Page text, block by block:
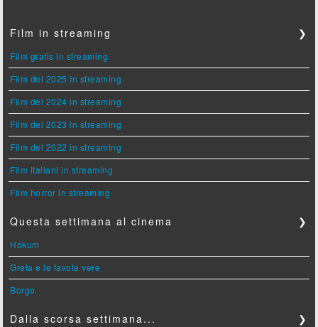
Film in streaming ❯
Film gratis in streaming
Film del 2025 in streaming
Film del 2024 in streaming
Film del 2023 in streaming
Film del 2022 in streaming
Film italiani in streaming
Film horror in streaming
Questa settimana al cinema ❯
Hokum
Greta e le favole vere
Borgo
Dalla scorsa settimana... ❯